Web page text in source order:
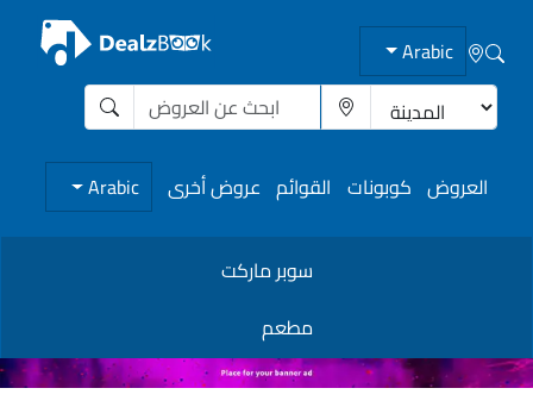
Arabic
العروض كوبونات القوائم عروض أخرى Arabic
سوبر ماركت
مطعم